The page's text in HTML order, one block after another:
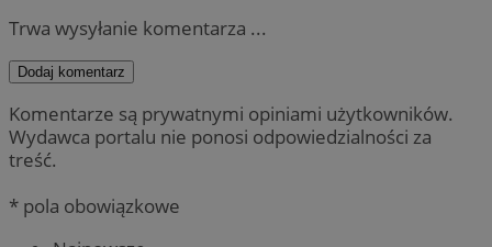
Trwa wysyłanie komentarza ...
Dodaj komentarz
Komentarze są prywatnymi opiniami użytkowników.
Wydawca portalu nie ponosi odpowiedzialności za
treść.
* pola obowiązkowe